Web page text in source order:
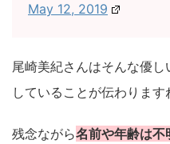
May 12, 2019
尾崎美紀さんはそんな優
していることが伝わります
残念ながら名前や年齢は不